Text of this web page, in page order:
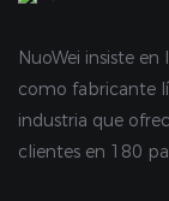
NuoWei insiste
como fabricante
industria que
clientes en 180